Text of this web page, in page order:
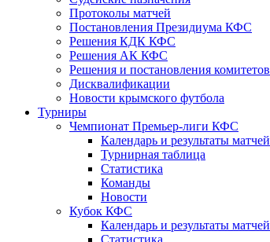
Протоколы матчей
Постановления Президиума КФС
Решения КДК КФС
Решения АК КФС
Решения и постановления комитетов
Дисквалификации
Новости крымского футбола
Турниры
Чемпионат Премьер-лиги КФС
Календарь и результаты матчей
Турнирная таблица
Статистика
Команды
Новости
Кубок КФС
Календарь и результаты матчей
Статистика